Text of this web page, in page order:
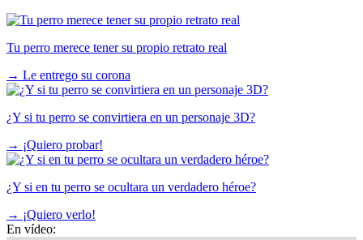
Tu perro merece tener su propio retrato real
→ Le entrego su corona
¿Y si tu perro se convirtiera en un personaje 3D?
→ ¡Quiero probar!
¿Y si en tu perro se ocultara un verdadero héroe?
→ ¡Quiero verlo!
En vídeo: